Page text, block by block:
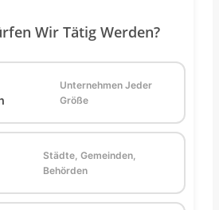
Wir Tätig Werden?
Unternehmen Jeder
Größe
Städte, Gemeinden,
Behörden